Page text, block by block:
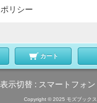
リシー
カート
表示切替 : スマートフォン
Copyright © 2025 モズブックス